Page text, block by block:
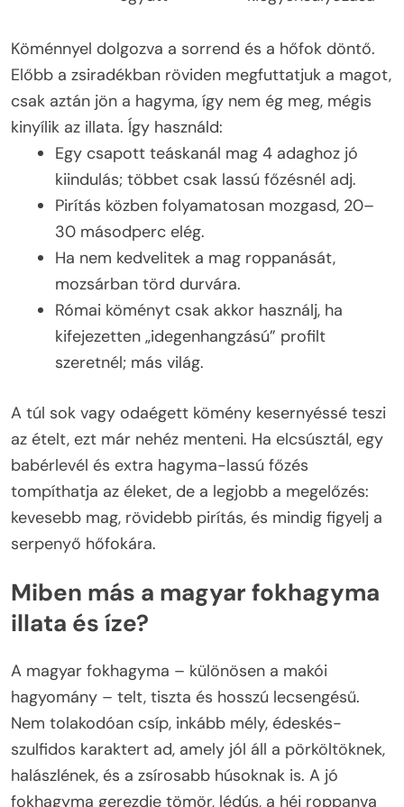
Köménnyel dolgozva a sorrend és a hőfok döntő.
Előbb a zsiradékban röviden megfuttatjuk a magot,
csak aztán jön a hagyma, így nem ég meg, mégis
kinyílik az illata. Így használd:
Egy csapott teáskanál mag 4 adaghoz jó
kiindulás; többet csak lassú főzésnél adj.
Pirítás közben folyamatosan mozgasd, 20–
30 másodperc elég.
Ha nem kedvelitek a mag roppanását,
mozsárban törd durvára.
Római köményt csak akkor használj, ha
kifejezetten „idegenhangzású” profilt
szeretnél; más világ.
A túl sok vagy odaégett kömény kesernyéssé teszi
az ételt, ezt már nehéz menteni. Ha elcsúsztál, egy
babérlevél és extra hagyma-lassú főzés
tompíthatja az éleket, de a legjobb a megelőzés:
kevesebb mag, rövidebb pirítás, és mindig figyelj a
serpenyő hőfokára.
Miben más a magyar fokhagyma
illata és íze?
A magyar fokhagyma – különösen a makói
hagyomány – telt, tiszta és hosszú lecsengésű.
Nem tolakodóan csíp, inkább mély, édeskés-
szulfidos karaktert ad, amely jól áll a pörköltöknek,
halászlének, és a zsírosabb húsoknak is. A jó
fokhagyma gerezdje tömör, lédús, a héj roppanva